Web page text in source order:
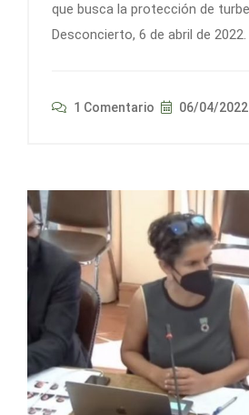
que busca la protección de
Desconcierto, 6 de abril de 2022.
1 Comentario 06/04/2022